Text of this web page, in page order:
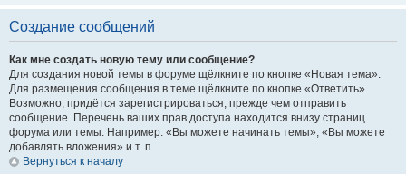
Создание сообщений
Как мне создать новую тему или сообщение?
Для создания новой темы в форуме щёлкните по кнопке «Новая тема».
Для размещения сообщения в теме щёлкните по кнопке «Ответить».
Возможно, придётся зарегистрироваться, прежде чем отправить
сообщение. Перечень ваших прав доступа находится внизу страниц
форума или темы. Например: «Вы можете начинать темы», «Вы можете
добавлять вложения» и т. п.
Вернуться к началу